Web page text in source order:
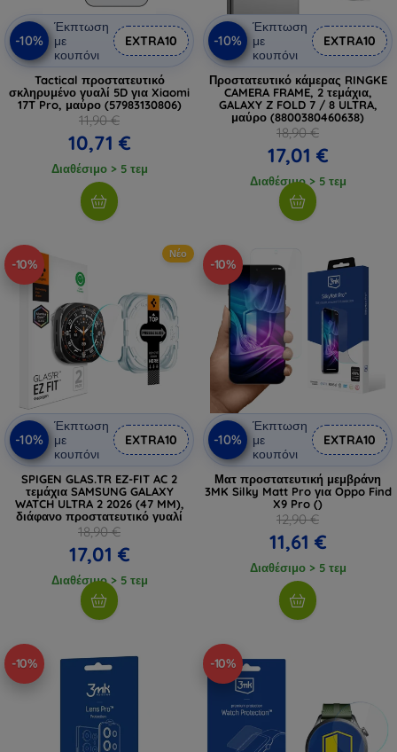
-10%
Έκπτωση
με
κουπόνι
EXTRA10
Tactical προστατευτικό
σκληρυμένο γυαλί 5D για Xiaomi
17T Pro, μαύρο (57983130806)
11,90 €
10,71 €
Διαθέσιμο > 5 τεμ
-10%
Έκπτωση
με
κουπόνι
EXTRA10
Προστατευτικό κάμερας RINGKE
CAMERA FRAME, 2 τεμάχια,
GALAXY Z FOLD 7 / 8 ULTRA,
μαύρο (8800380460638)
18,90 €
17,01 €
Διαθέσιμο > 5 τεμ
-10%
Νέο
-10%
Έκπτωση
με
κουπόνι
EXTRA10
SPIGEN GLAS.TR EZ-FIT AC 2
τεμάχια SAMSUNG GALAXY
WATCH ULTRA 2 2026 (47 MM),
διάφανο προστατευτικό γυαλί
18,90 €
17,01 €
Διαθέσιμο > 5 τεμ
-10%
-10%
Έκπτωση
με
κουπόνι
EXTRA10
Ματ προστατευτική μεμβράνη
3MK Silky Matt Pro για Oppo Find
X9 Pro ()
12,90 €
11,61 €
Διαθέσιμο > 5 τεμ
-10% -10%